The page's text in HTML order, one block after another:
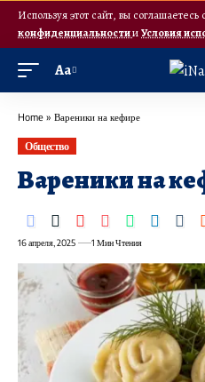
Используя этот сайт, вы соглашаетесь с
конфиденциальностииУсловия
Аа
Home » Вареники на кефире
Общество
Вареники на
16 апреля, 2025 1 Мин Чтения